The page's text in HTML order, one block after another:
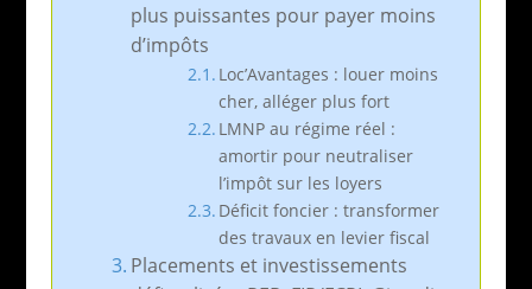
plus puissantes pour payer moins
d’impôts
Loc’Avantages : louer moins
cher, alléger plus fort
LMNP au régime réel :
amortir pour neutraliser
l’impôt sur les loyers
Déficit foncier : transformer
des travaux en levier fiscal
Placements et investissements